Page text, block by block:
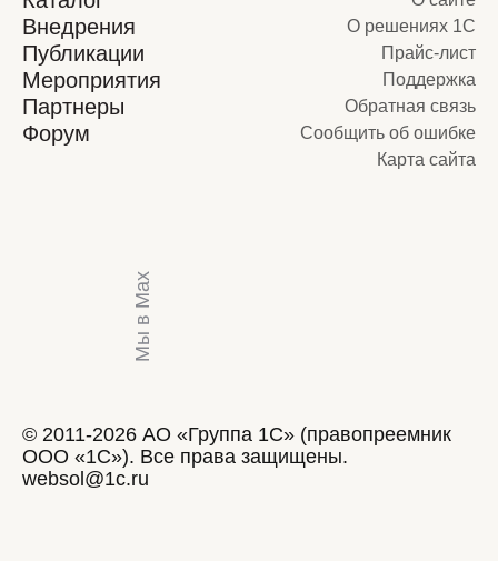
Внедрения
Публикации
Мероприятия
Партнеры
Форум
О решениях 1С
Прайс-лист
Поддержка
Обратная связь
Сообщить об ошибке
Карта сайта
Мы в Max
© 2011-2026 АО «Группа 1С» (правопреемник
ООО «1С»). Все права защищены.
websol@1c.ru